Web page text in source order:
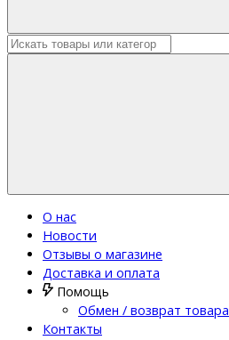
О нас
Новости
Отзывы о магазине
Доставка и оплата
Помощь
Обмен / возврат товара
Контакты